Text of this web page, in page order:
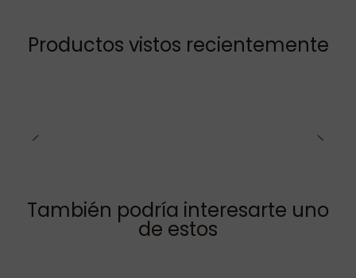
Productos vistos recientemente
También podría interesarte uno
de estos